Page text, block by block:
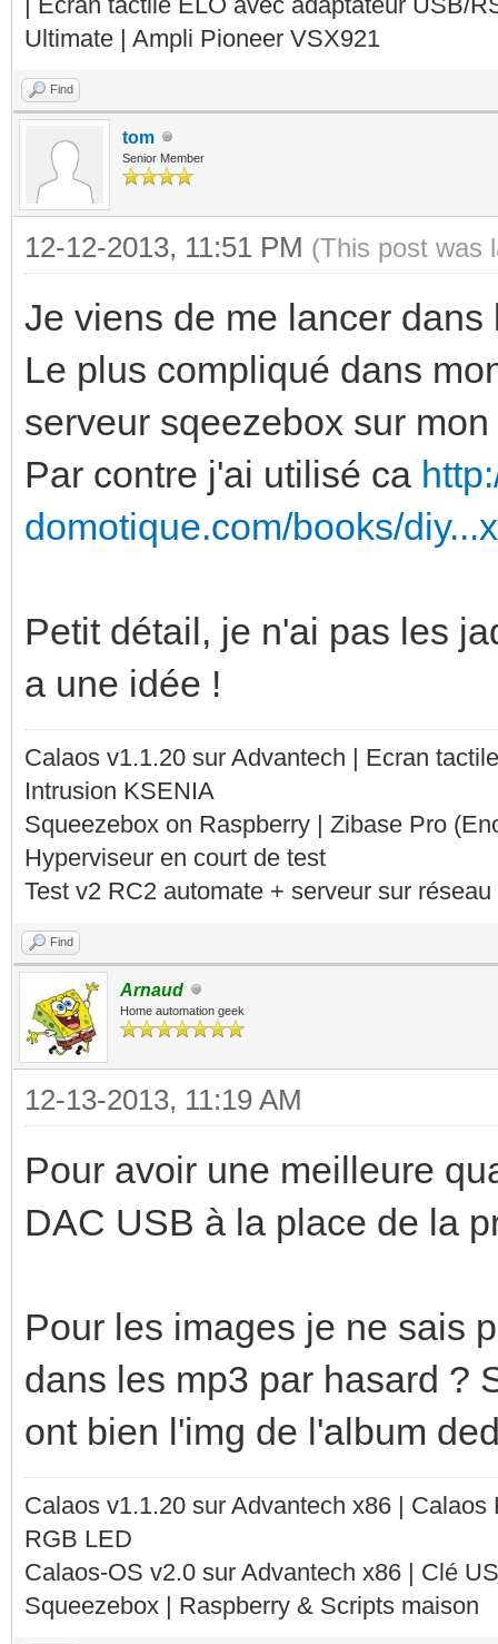
Ultimate | Ampli Pioneer VSX921
Find
tom
Senior Member
12-12-2013, 11:51 PM (This post was
Je viens de me lancer dans
Le plus compliqué dans
serveur sqeezebox sur
Par contre j'ai utilisé ca
domotique.com/books/
Petit détail, je n'ai pas les
a une idée !
Calaos v1.1.20 sur Advantech | Ecran
Intrusion KSENIA
Squeezebox on Raspberry | Zibase Pro
Hyperviseur en court de test
Test v2 RC2 automate + serveur sur
Find
Arnaud
Home automation geek
12-13-2013, 11:19 AM
Pour avoir une meilleure
DAC USB à la place de la
Pour les images je ne sais
dans les mp3 par hasard ?
ont bien l'img de l'album
Calaos v1.1.20 sur Advantech x86 |
RGB LED
Calaos-OS v2.0 sur Advantech x86 | Clé
Squeezebox | Raspberry & Scripts maison